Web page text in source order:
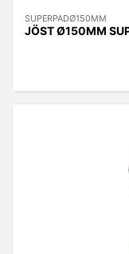
SUPERPADØ150MM
JÖST Ø150MM